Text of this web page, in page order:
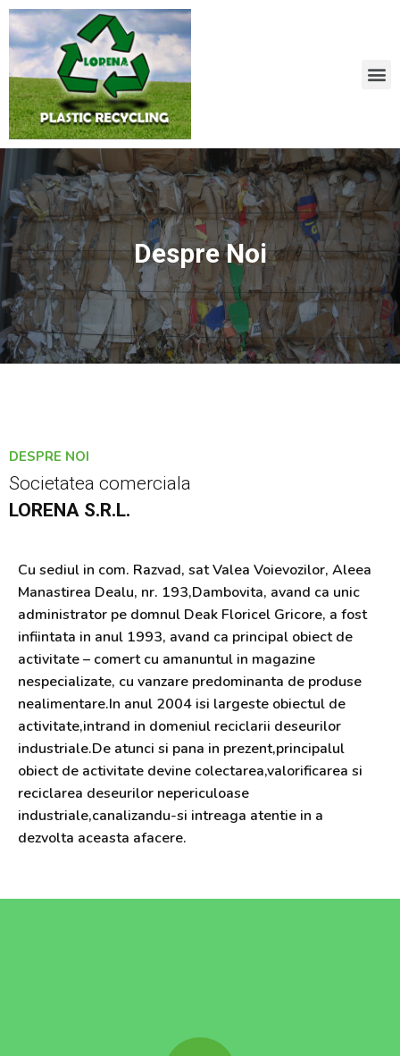
Despre Noi
DESPRE NOI
Societatea comerciala
LORENA S.R.L.
Cu sediul in com. Razvad, sat Valea Voievozilor, Aleea
Manastirea Dealu, nr. 193,Dambovita, avand ca unic
administrator pe domnul Deak Floricel Gricore, a fost
infiintata in anul 1993, avand ca principal obiect de
activitate – comert cu amanuntul in magazine
nespecializate, cu vanzare predominanta de produse
nealimentare.In anul 2004 isi largeste obiectul de
activitate,intrand in domeniul reciclarii deseurilor
industriale.De atunci si pana in prezent,principalul
obiect de activitate devine colectarea,valorificarea si
reciclarea deseurilor nepericuloase
industriale,canalizandu-si intreaga atentie in a
dezvolta aceasta afacere.